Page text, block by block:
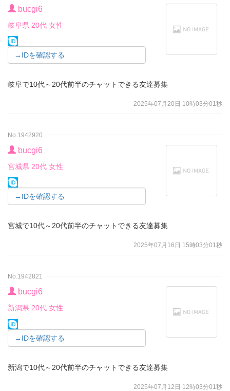
bucgi6
岐阜県 20代 女性
→IDを確認する
岐阜で10代～20代前半のチャットできる友達募集
2025年07月20日 10時03分01秒
No.1942920
bucgi6
宮城県 20代 女性
→IDを確認する
宮城で10代～20代前半のチャットできる友達募集
2025年07月16日 15時03分01秒
No.1942821
bucgi6
新潟県 20代 女性
→IDを確認する
新潟で10代～20代前半のチャットできる友達募集
2025年07月12日 12時03分01秒